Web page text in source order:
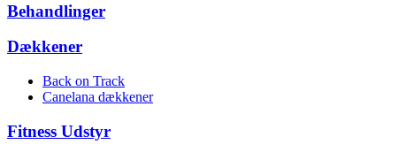
Behandlinger
Dækkener
Back on Track
Canelana dækkener
Fitness Udstyr